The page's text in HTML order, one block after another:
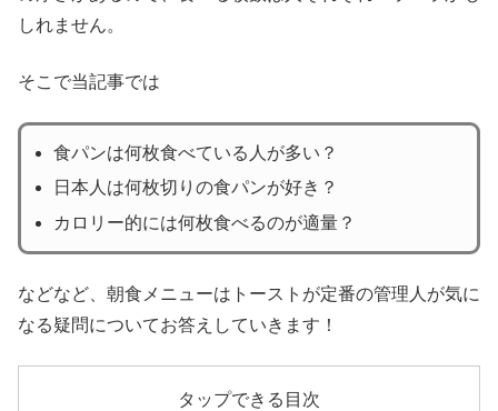
しれません。
そこで当記事では
食パンは何枚食べている人が多い？
日本人は何枚切りの食パンが好き？
カロリー的には何枚食べるのが適量？
などなど、朝食メニューはトーストが定番の管理人が気に
なる疑問についてお答えしていきます！
タップできる目次